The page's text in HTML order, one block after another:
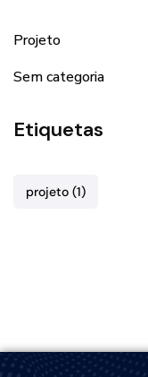
Projeto
Sem categoria
Etiquetas
projeto (1)